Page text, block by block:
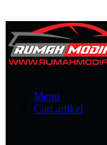
Menu
Cari artikel